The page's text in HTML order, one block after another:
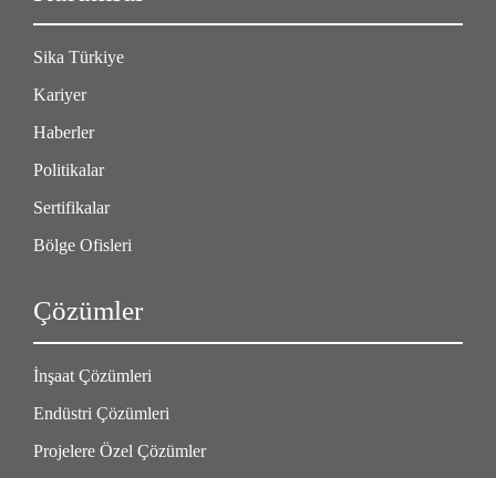
Sika Türkiye
Kariyer
Haberler
Politikalar
Sertifikalar
Bölge Ofisleri
Çözümler
İnşaat Çözümleri
Endüstri Çözümleri
Projelere Özel Çözümler